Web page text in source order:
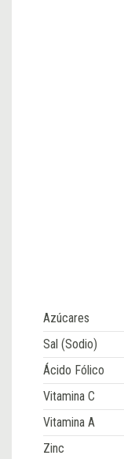
Azúcares
Sal (Sodio)
Ácido Fólico
Vitamina C
Vitamina A
Zinc